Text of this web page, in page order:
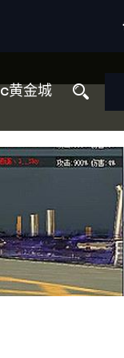
黄金城